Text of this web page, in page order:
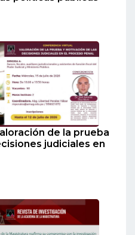
de la prueba
judiciales en